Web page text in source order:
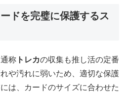
ドを完璧に保護するス
称 トレカの収集も推し活の定番
や汚れに弱いため、適切な保護
は、カードのサイズに合わせた